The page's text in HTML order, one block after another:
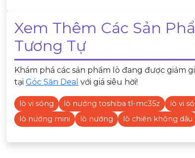
Xem Thêm Các Sản
Tương Tự
Khám phá các sản phẩm lò đang được giảm
tại Góc Săn Deal với giá siêu hời!
lò vi sóng lò nướng toshiba tl-mc35z lò vi
lò nướng mini
lò nướng lò chiên không dầu